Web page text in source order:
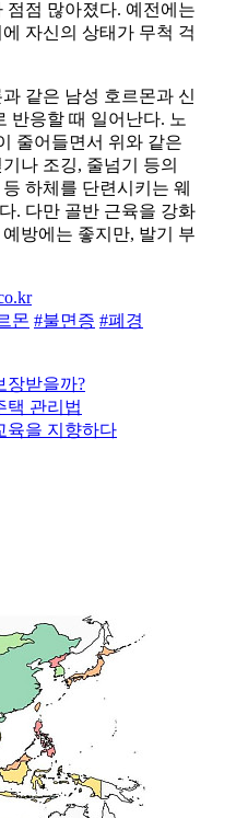
점점 많아졌다. 예전에는
자신의 상태가 무척 걱
같은 남성 호르몬과 신
반응할 때 일어난다. 노
줄어들면서 위와 같은
나 조깅, 줄넘기 등의
하체를 단련시키는 웨
. 다만 골반 근육을 강화
방에는 좋지만, 발기 부
몬 #불면증 #폐경
장받을까?
택 관리법
육을 지향하다